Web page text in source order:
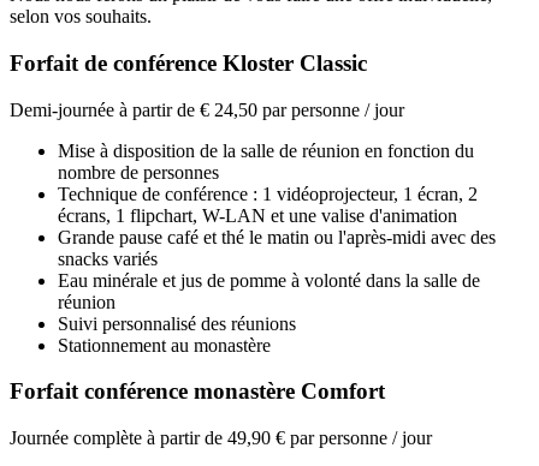
selon vos souhaits.
Forfait de conférence Kloster Classic
Demi-journée à partir de € 24,50 par personne / jour
Mise à disposition de la salle de réunion en fonction du
nombre de personnes
Technique de conférence : 1 vidéoprojecteur, 1 écran, 2
écrans, 1 flipchart, W-LAN et une valise d'animation
Grande pause café et thé le matin ou l'après-midi avec des
snacks variés
Eau minérale et jus de pomme à volonté dans la salle de
réunion
Suivi personnalisé des réunions
Stationnement au monastère
Forfait conférence monastère Comfort
Journée complète à partir de 49,90 € par personne / jour